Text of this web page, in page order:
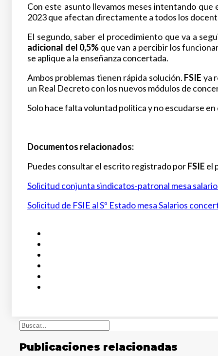
Con este asunto llevamos meses intentando
2023 que afectan directamente a todos los
El segundo, saber el procedimiento que va a
adicional del 0,5% que van a percibir los
se aplique a la enseñanza concertada.
Ambos problemas tienen rápida solución. FSIE ya
un Real Decreto con los nuevos módulos de
Solo hace falta voluntad política y no escudarse
Documentos relacionados:
Puedes consultar el escrito registrado porFSIE el
Solicitud conjunta sindicatos-patronal mesa
Solicitud de FSIE al Sº Estado mesa Salarios
Buscar
Publicaciones relacionadas